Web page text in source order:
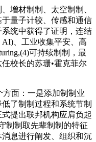
材制制、太空制制、
量子计较、传感和通信
统中获得了证明，连结
、工业收集平安、高
可持续制制，最
校长的苏珊•霍克菲尔
面：一是添加制制业
了制制过程和系统节制
提出联邦机构应肩负起
制制取先辈制制的特征
息进行阐发、组织和沉